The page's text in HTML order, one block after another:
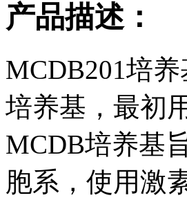
产品描述：
MCDB201培
培养基，最初
MCDB培养基
胞系，使用激